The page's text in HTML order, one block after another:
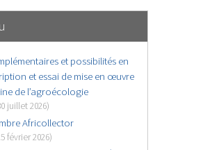
et possibilités en
et essai de mise en œuvre
de l’agroécologie
juillet 2026)
Africollector
février 2026)